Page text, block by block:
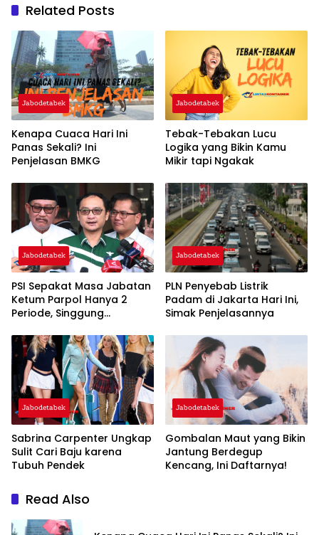
Related Posts
Jabodetabek
Kenapa Cuaca Hari Ini
Panas Sekali? Ini
Penjelasan BMKG
Jabodetabek
Tebak-Tebakan Lucu
Logika yang Bikin Kamu
Mikir tapi Ngakak
Jabodetabek
PSI Sepakat Masa Jabatan
Ketum Parpol Hanya 2
Periode, Singgung
‘Warisan’
Jabodetabek
PLN Penyebab Listrik
Padam di Jakarta Hari Ini,
Simak Penjelasannya
Jabodetabek
Sabrina Carpenter Ungkap
Sulit Cari Baju karena
Tubuh Pendek
Jabodetabek
Gombalan Maut yang Bikin
Jantung Berdegup
Kencang, Ini Daftarnya!
Read Also